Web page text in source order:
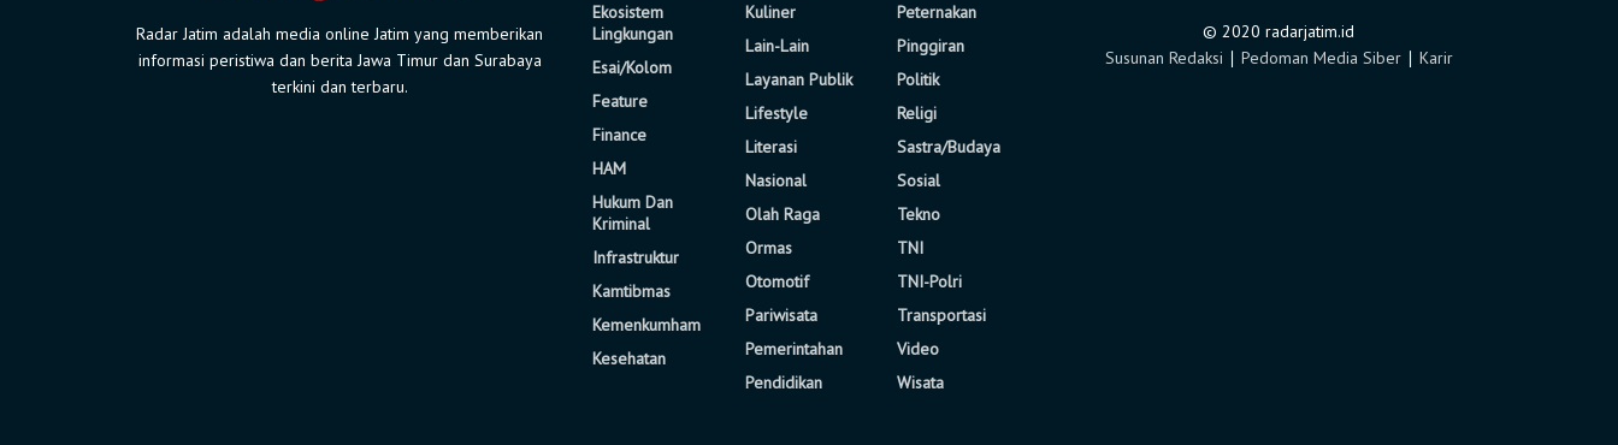
Radar Jatim adalah media online Jatim yang memberikan
informasi peristiwa dan berita Jawa Timur dan Surabaya
terkini dan terbaru.
Ekosistem
Lingkungan
Esai/Kolom
Feature
Finance
HAM
Hukum Dan
Kriminal
Infrastruktur
Kamtibmas
Kemenkumham
Kesehatan
Kuliner
Lain-Lain
Layanan Publik
Lifestyle
Literasi
Nasional
Olah Raga
Ormas
Otomotif
Pariwisata
Pemerintahan
Pendidikan
Peternakan
Pinggiran
Politik
Religi
Sastra/Budaya
Sosial
Tekno
TNI
TNI-Polri
Transportasi
Video
Wisata
© 2020 radarjatim.id
Susunan Redaksi ∣ Pedoman Media Siber∣ Karir